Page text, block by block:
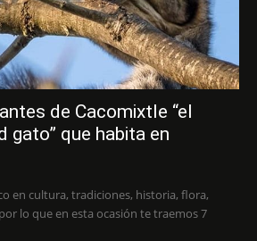
de Cacomixtle “el
gato” que habita en
en cultura, tradiciones, historia, flora,
lo que en esta ocasión te traemos 7